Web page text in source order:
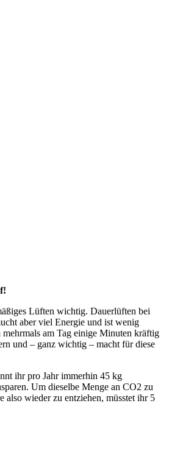
Lüften wichtig. Dauerlüften bei
aber viel Energie und ist wenig
am Tag einige Minuten kräftig
und – ganz wichtig – macht für diese
ihr pro Jahr immerhin 45 kg
Um dieselbe Menge an CO2 zu
also wieder zu entziehen, müsstet ihr 5